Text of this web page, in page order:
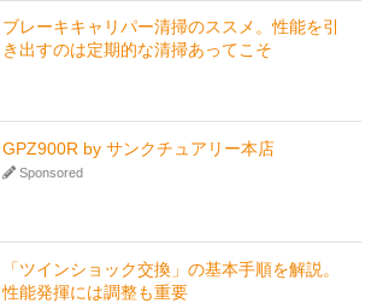
ブレーキキャリパー清掃のススメ。性能を引
き出すのは定期的な清掃あってこそ
GPZ900R by サンクチュアリー本店
Sponsored
「ツインショック交換」の基本手順を解説。
性能発揮には調整も重要